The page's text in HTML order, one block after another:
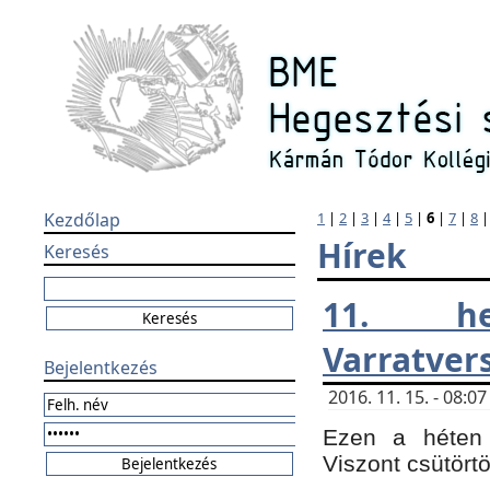
Kezdőlap
Keresés
Bejelentkezés
1 | 2 | 3 | 4| 5 | 6 | 7 | 8
Hírek
11.
2016. 11. 15. -
Ezen a héten
Viszont